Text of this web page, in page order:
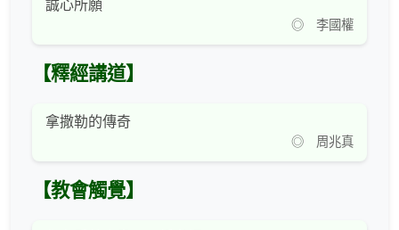
誠心所願
◎ 李國權
【釋經講道】
拿撒勒的傳奇
◎ 周兆真
【教會觸覺】